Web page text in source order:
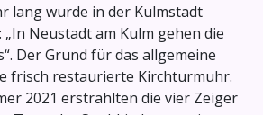
lang wurde in der Kulmstadt
Neustadt am Kulm gehen die
Der Grund für das allgemeine
frisch restaurierte Kirchturmuhr.
2021 erstrahlten die vier Zeiger